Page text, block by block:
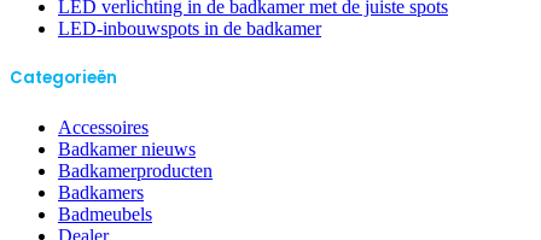
LED verlichting in de badkamer met de juiste spots
LED-inbouwspots in de badkamer
Categorieën
Accessoires
Badkamer nieuws
Badkamerproducten
Badkamers
Badmeubels